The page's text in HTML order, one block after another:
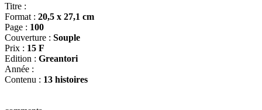
Titre :
Format : 20,5 x 27,1 cm
Page : 100
Couverture : Souple
Prix : 15 F
Edition : Greantori
Année :
Contenu : 13 histoires